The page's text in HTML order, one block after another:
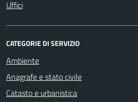
Uffici
CATEGORIE DI SERVIZIO
Ambiente
Anagrafe e stato civile
Catasto e urbanistica